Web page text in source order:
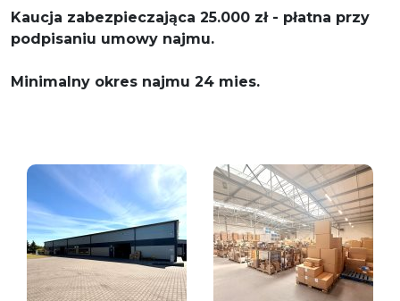
Kaucja zabezpieczająca 25.000 zł - płatna przy
podpisaniu umowy najmu.
Minimalny okres najmu 24 mies.